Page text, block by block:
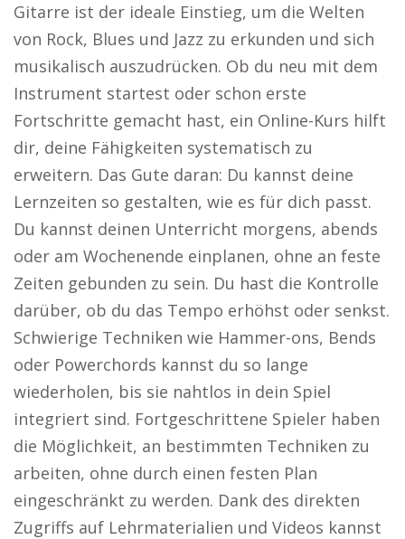
Gitarre ist der ideale Einstieg, um die Welten
von Rock, Blues und Jazz zu erkunden und sich
musikalisch auszudrücken. Ob du neu mit dem
Instrument startest oder schon erste
Fortschritte gemacht hast, ein Online-Kurs hilft
dir, deine Fähigkeiten systematisch zu
erweitern. Das Gute daran: Du kannst deine
Lernzeiten so gestalten, wie es für dich passt.
Du kannst deinen Unterricht morgens, abends
oder am Wochenende einplanen, ohne an feste
Zeiten gebunden zu sein. Du hast die Kontrolle
darüber, ob du das Tempo erhöhst oder senkst.
Schwierige Techniken wie Hammer-ons, Bends
oder Powerchords kannst du so lange
wiederholen, bis sie nahtlos in dein Spiel
integriert sind. Fortgeschrittene Spieler haben
die Möglichkeit, an bestimmten Techniken zu
arbeiten, ohne durch einen festen Plan
eingeschränkt zu werden. Dank des direkten
Zugriffs auf Lehrmaterialien und Videos kannst